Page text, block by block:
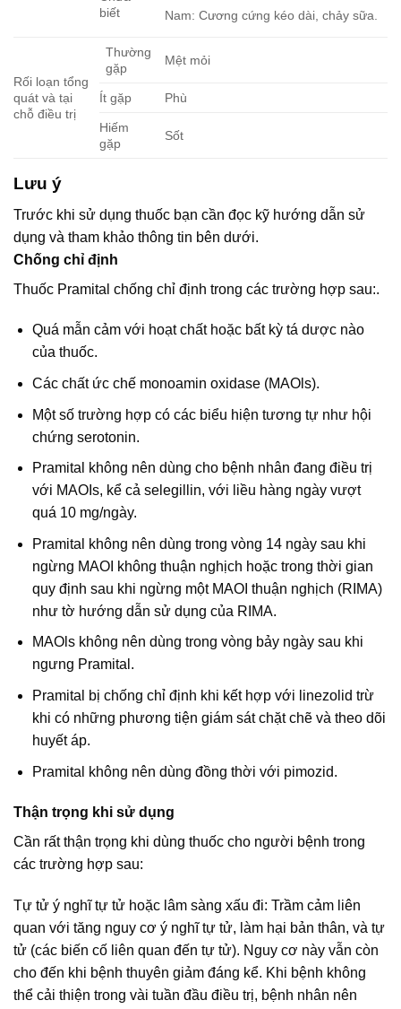
biết
Nam: Cương cứng kéo dài, chảy sữa.
Rối loạn tổng
quát và tại
chỗ điều trị
Thường
gặp
Mệt mỏi
Ít gặp Phù
Hiếm
gặp
Sốt
Lưu ý
Trước khi sử dụng thuốc bạn cần đọc kỹ hướng dẫn sử
dụng và tham khảo thông tin bên dưới.
Chống chỉ định
Thuốc Pramital chống chỉ định trong các trường hợp sau:.
Quá mẫn cảm với hoạt chất hoặc bất kỳ tá dược nào
của thuốc.
Các chất ức chế monoamin oxidase (MAOls).
Một số trường hợp có các biểu hiện tương tự như hội
chứng serotonin.
Pramital không nên dùng cho bệnh nhân đang điều trị
với MAOIs, kể cả selegillin, với liều hàng ngày vượt
quá 10 mg/ngày.
Pramital không nên dùng trong vòng 14 ngày sau khi
ngừng MAOI không thuận nghịch hoặc trong thời gian
quy định sau khi ngừng một MAOI thuận nghịch (RIMA)
như tờ hướng dẫn sử dụng của RIMA.
MAOls không nên dùng trong vòng bảy ngày sau khi
ngưng Pramital.
Pramital bị chống chỉ định khi kết hợp với linezolid trừ
khi có những phương tiện giám sát chặt chẽ và theo dõi
huyết áp.
Pramital không nên dùng đồng thời với pimozid.
Thận trọng khi sử dụng
Cần rất thận trọng khi dùng thuốc cho người bệnh trong
các trường hợp sau:
Tự tử ý nghĩ tự tử hoặc lâm sàng xấu đi: Trầm cảm liên
quan với tăng nguy cơ ý nghĩ tự tử, làm hại bản thân, và tự
tử (các biến cố liên quan đến tự tử). Nguy cơ này vẫn còn
cho đến khi bệnh thuyên giảm đáng kể. Khi bệnh không
thể cải thiện trong vài tuần đầu điều trị, bệnh nhân nên